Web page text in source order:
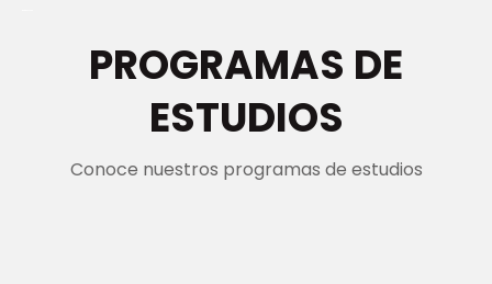
PROGRAMAS DE
ESTUDIOS
Conoce nuestros programas de estudios